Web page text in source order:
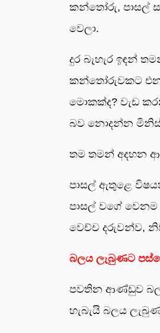
කන්තෝරු, පාසල්
වෙලා.
දුර බැහැර ඉඳන්
කන්තෝරුවකට එන
මොකක්ද? වැඩ
බව නොදන්න
තම තමන් අදහන
පාසල් ඇතුළෙ
පාසල් වගේ
වෙච්ච දරුවන්ව,
බලය ලැබුණට
පවතින ආණ්ඩුව
හැබැයි බලය